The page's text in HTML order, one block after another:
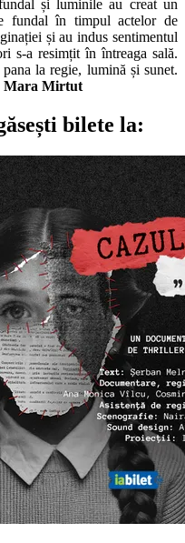
și luminile au creat un
fundal în timpul actelor de
și au indus sentimentul
s-a resimțit în întreaga sală.
la regie, lumină și sunet.
Mara Mirtut
bilete la: